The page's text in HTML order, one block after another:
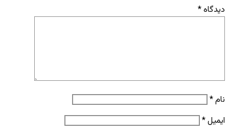
دیدگاه*
نام*
ایمیل*